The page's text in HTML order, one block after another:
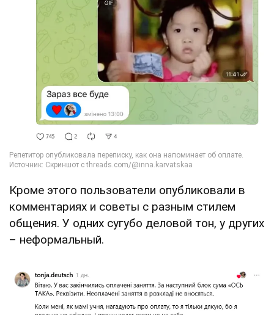
Кроме этого пользователи опубликовали в
комментариях и советы с разным стилем
общения. У одних сугубо деловой тон, у других
– неформальный.